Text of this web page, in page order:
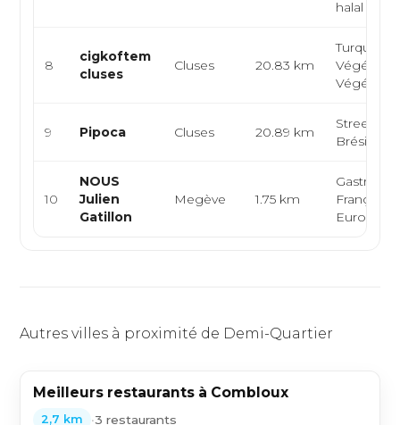
halal
8
cigkoftem
cluses
Cluses 20.83 km
Turque,
9 Pipoca Cluses 20.89 km
Street
10
NOUS
Julien
Gatillon
Megève 1.75 km
Française,
Autres villes à proximité de Demi-Quartier
Meilleurs restaurants à Combloux
2,7 km •3 restaurants